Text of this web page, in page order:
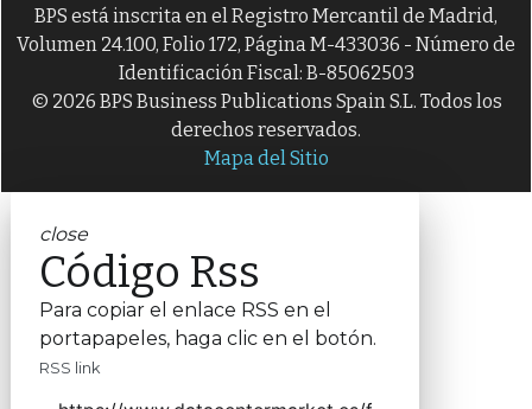
BPS está inscrita en el Registro Mercantil de Madrid,
Volumen 24.100, Folio 172, Página M-433036 - Número de
Identificación Fiscal: B-85062503
© 2026 BPS Business Publications Spain S.L. Todos los
derechos reservados.
Mapa del Sitio
close
Código Rss
Para copiar el enlace RSS en el
portapapeles, haga clic en el botón.
RSS link